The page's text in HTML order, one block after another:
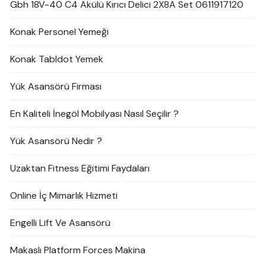
Gbh 18V-40 C4 Akülü Kırıcı Delici 2X8A Set 0611917120
Konak Personel Yemeği
Konak Tabldot Yemek
Yük Asansörü Firması
En Kaliteli İnegöl Mobilyası Nasıl Seçilir ?
Yük Asansörü Nedir ?
Uzaktan Fitness Eğitimi Faydaları
Online İç Mimarlık Hizmeti
Engelli Lift Ve Asansörü
Makaslı Platform Forces Makina